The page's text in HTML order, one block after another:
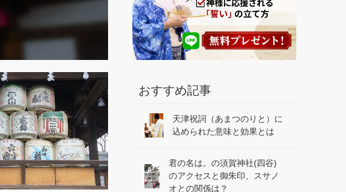
おすすめ記事
天津祝詞（あまつのりと）に
込められた意味と効果とは
君の名は。の須賀神社(四谷)
のアクセスと御朱印、スサノ
オとの関係は？